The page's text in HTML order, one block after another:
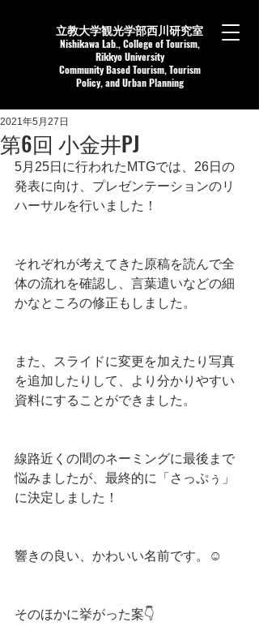
立教大学観光学部西川研究室
Nishikawa Lab.,College of Tourism,
Rikkyo University
Community Based Tourism, Tourism
Policy, and Urban Planning
第6回 小金井PJ
2021年5月27日
5月25日に行われたMTGでは、26日の
発表に向け、プレゼンテーションのリ
ハーサルを行いました！
それぞれが考えてきた原稿を読んで全
体の流れを確認し、言葉遣いなどの細
かなところの修正もしました。
また、スライドに変更を加えたり写真
を追加したりして、より分かりやすい
資料にすることができました。
線路近くの間のネーミングに最後まで
悩みましたが、最終的に「さっぷぅ」
に決定しました！
響きの良い、かわいい名前です。☺️
そのほかに挙がった案👇